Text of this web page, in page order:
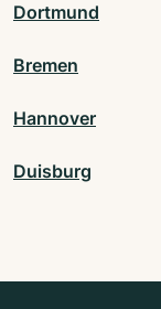
Dortmund
Bremen
Hannover
Duisburg